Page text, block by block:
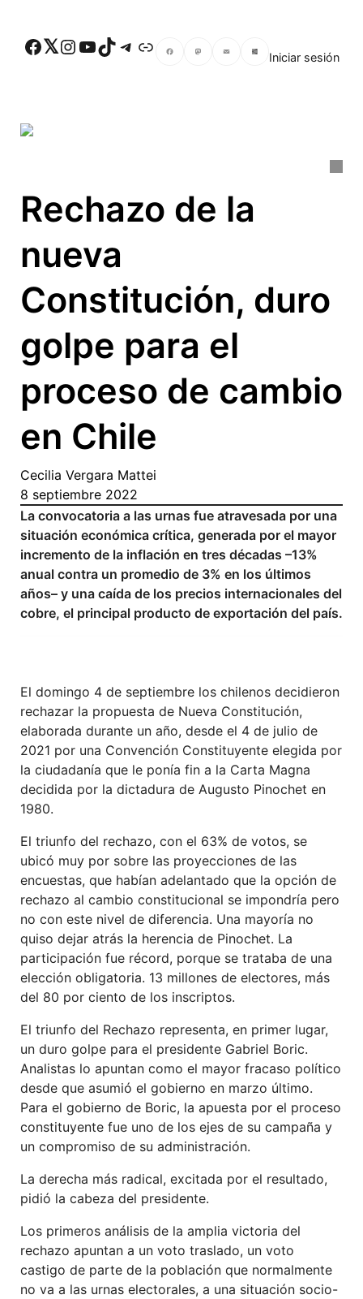
Facebook Twitter Instagram YouTube TikTok Telegram Enlace
Iniciar sesión
Rechazo de la
nueva
Constitución, duro
golpe para el
proceso de cambio
en Chile
Cecilia Vergara Mattei
8 septiembre 2022
La convocatoria a las urnas fue atravesada por una
situación económica crítica, generada por el mayor
incremento de la inflación en tres décadas –13%
anual contra un promedio de 3% en los últimos
años– y una caída de los precios internacionales del
cobre, el principal producto de exportación del país.
El domingo 4 de septiembre los chilenos decidieron
rechazar la propuesta de Nueva Constitución,
elaborada durante un año, desde el 4 de julio de
2021 por una Convención Constituyente elegida por
la ciudadanía que le ponía fin a la Carta Magna
decidida por la dictadura de Augusto Pinochet en
1980.
El triunfo del rechazo, con el 63% de votos, se
ubicó muy por sobre las proyecciones de las
encuestas, que habían adelantado que la opción de
rechazo al cambio constitucional se impondría pero
no con este nivel de diferencia. Una mayoría no
quiso dejar atrás la herencia de Pinochet. La
participación fue récord, porque se trataba de una
elección obligatoria. 13 millones de electores, más
del 80 por ciento de los inscriptos.
El triunfo del Rechazo representa, en primer lugar,
un duro golpe para el presidente Gabriel Boric.
Analistas lo apuntan como el mayor fracaso político
desde que asumió el gobierno en marzo último.
Para el gobierno de Boric, la apuesta por el proceso
constituyente fue uno de los ejes de su campaña y
un compromiso de su administración.
La derecha más radical, excitada por el resultado,
pidió la cabeza del presidente.
Los primeros análisis de la amplia victoria del
rechazo apuntan a un voto traslado, un voto
castigo de parte de la población que normalmente
no va a las urnas electorales, a una situación socio-